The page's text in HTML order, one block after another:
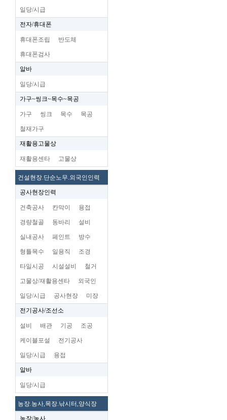
일당/시급
전자/휴대폰
휴대폰조립 반도체
휴대폰검사
알바
일당/시급
가구~씽크~목수~목공
가구 씽크 목수 목공
철재가구
재활용고물상
재활용센타 고물상
건설현장.단순노무.외국인인력
공사현장인력
건축공사 칸막이 용접
경량철골 동바리 설비
실내공사 페인트 방수
형틀목수 일용직 조경
타일시공 시설설비 철거
고물상/재활용센타 외국인
일당/시급 공사현장 미장
전기공사/조선소
설비 배관 기공 조공
케이블포설 전기공사
일당/시급 용접
알바
일당/시급
농장.농사,목장.낚시터,양식장
농장/농사